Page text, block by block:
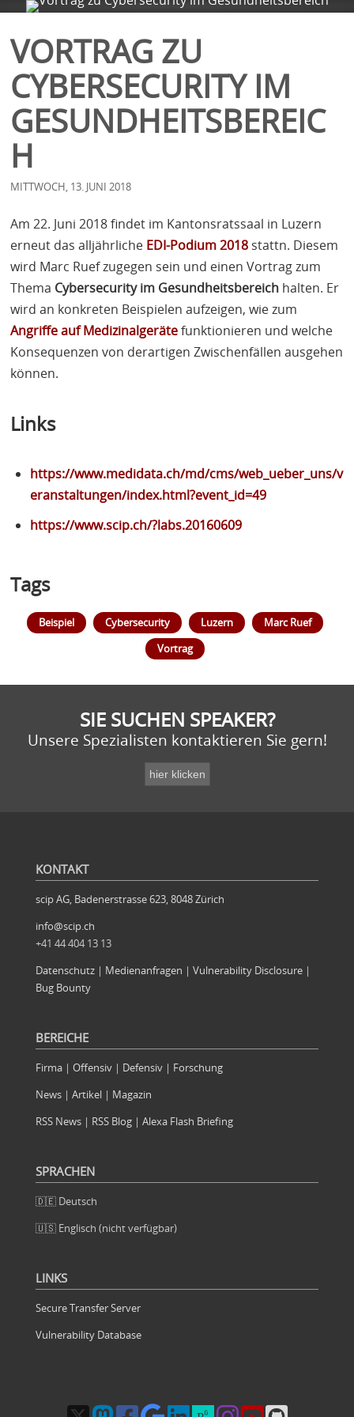
VORTRAG ZU
CYBERSECURITY IM
GESUNDHEITSBEREIC
H
MITTWOCH, 13. JUNI 2018
Am 22. Juni 2018 findet im Kantonsratssaal in Luzern
erneut das alljährliche EDI-Podium 2018 stattn. Diesem
wird Marc Ruef zugegen sein und einen Vortrag zum
Thema Cybersecurity im Gesundheitsbereich halten. Er
wird an konkreten Beispielen aufzeigen, wie zum
Angriffe auf Medizinalgerätefunktionieren und welche
Konsequenzen von derartigen Zwischenfällen ausgehen
können.
Links
https://www.medidata.ch/md/cms/web_ueber_uns/v
eranstaltungen/index.html?event_id=49
https://www.scip.ch/?labs.20160609
Tags
Beispiel Cybersecurity Luzern
Marc Ruef
Vortrag
SIE SUCHEN SPEAKER?
Unsere Spezialisten kontaktieren Sie gern!
KONTAKT
scip AG, Badenerstrasse 623, 8048 Zürich
info@scip.ch
+41 44 404 13 13
Datenschutz| Medienanfragen | Vulnerability Disclosure|
Bug Bounty
BEREICHE
Firma| Offensiv| Defensiv| Forschung
News| Artikel| Magazin
RSS News| RSS Blog| Alexa Flash Briefing
SPRACHEN
🇩🇪 Deutsch
🇺🇸 Englisch (nicht verfügbar)
LINKS
Secure Transfer Server
Vulnerability Database